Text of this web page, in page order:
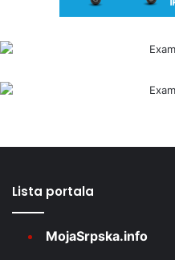
Lista portala
MojaSrpska.info